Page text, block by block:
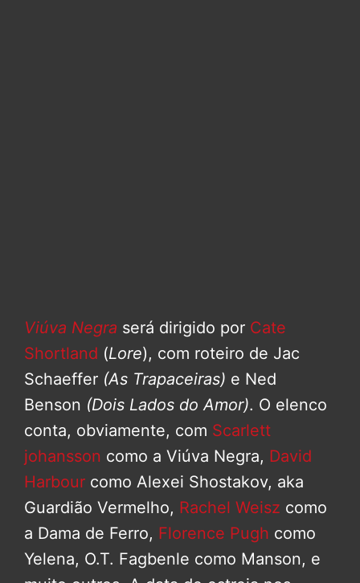
Viúva Negra será dirigido por Cate
Shortland (Lore), com roteiro de Jac
Schaeffer (As Trapaceiras) e Ned
Benson (Dois Lados do Amor). O elenco
conta, obviamente, com Scarlett
johansson como a Viúva Negra, David
Harbour como Alexei Shostakov, aka
Guardião Vermelho, Rachel Weisz como
a Dama de Ferro, Florence Pugh como
Yelena, O.T. Fagbenle como Manson, e